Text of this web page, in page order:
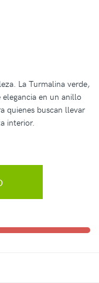
La Turmalina verde,
en un anillo
quienes buscan llevar
interior.